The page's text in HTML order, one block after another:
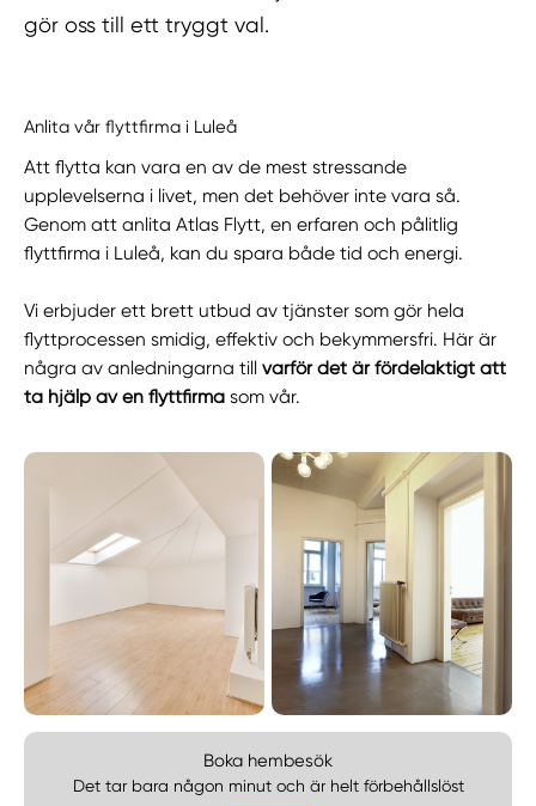
gör oss till ett tryggt val.
Anlita vår flyttfirma i Luleå
Att flytta kan vara en av de mest stressande
upplevelserna i livet, men det behöver inte vara så.
Genom att anlita Atlas Flytt, en erfaren och pålitlig
flyttfirma i Luleå, kan du spara både tid och energi.
Vi erbjuder ett brett utbud av tjänster som gör hela
flyttprocessen smidig, effektiv och bekymmersfri. Här är
några av anledningarna tillvarför det är fördelaktigt att
ta hjälp av en flyttfirma som vår.
Boka hembesök
Det tar bara någon minut och är helt förbehållslöst